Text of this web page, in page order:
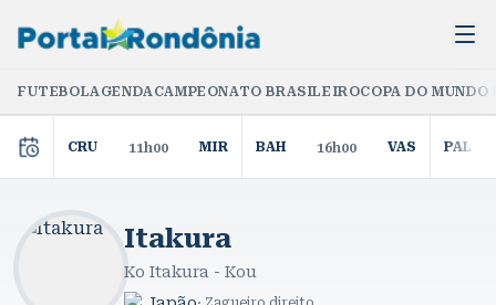
FUTEBOLAGENDACAMPEONATO BRASILEIROCOPA DO
CRU 11h00 MIR BAH 16h00 VAS PAL
Itakura
Ko Itakura - Kou